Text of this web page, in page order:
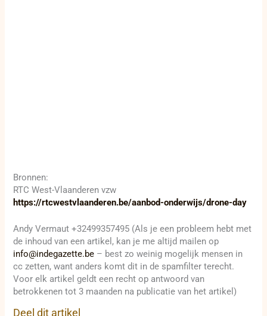
Bronnen:
RTC West-Vlaanderen vzw
https://rtcwestvlaanderen.be/aanbod-onderwijs/drone-day
Andy Vermaut +32499357495 (Als je een probleem hebt met
de inhoud van een artikel, kan je me altijd mailen op
info@indegazette.be – best zo weinig mogelijk mensen in
cc zetten, want anders komt dit in de spamfilter terecht.
Voor elk artikel geldt een recht op antwoord van
betrokkenen tot 3 maanden na publicatie van het artikel)
Deel dit artikel